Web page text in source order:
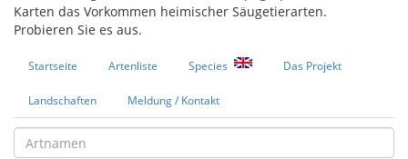
Karten das Vorkommen heimischer Säugetierarten.
Probieren Sie es aus.
Startseite Artenliste Species Das Projekt
Landschaften Meldung / Kontakt